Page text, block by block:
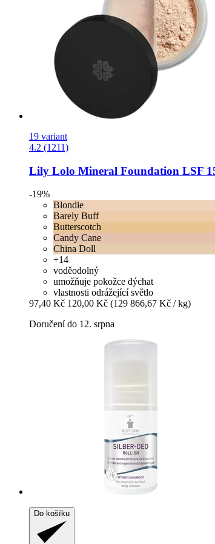
19 variant
4.2 (1211)
Lily Lolo Mineral Foundation LSF
-19%
Blondie
Barely Buff
Butterscotch
Candy Cane
China Doll
+14
voděodolný
umožňuje pokožce dýchat
vlastnosti odrážející světlo
97,40 Kč 120,00 Kč (129 866,67 Kč / kg)
Doručení do 12. srpna
Do košíku